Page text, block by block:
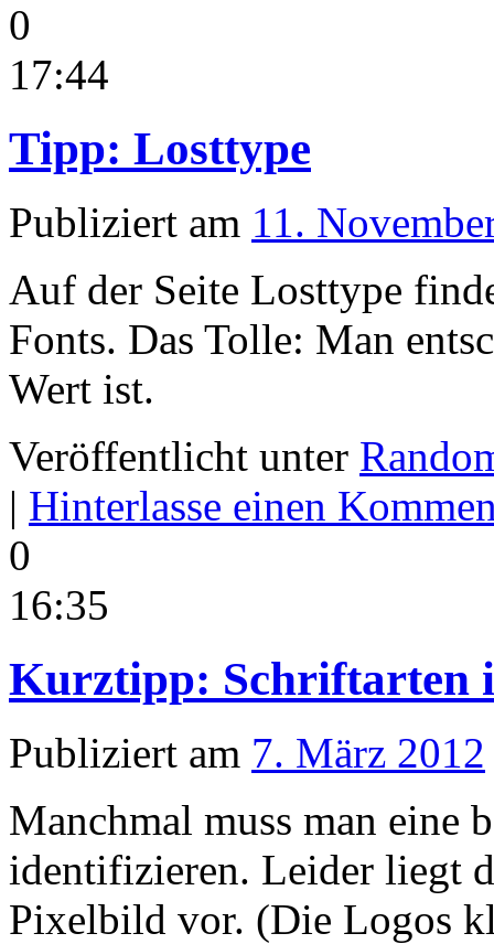
0
17:44
Tipp: Losttype
Publiziert am 11.
Auf der Seite Losttype
Fonts. Das Tolle: Man
Wert ist.
Veröffentlicht unter
| Hinterlasse einen
0
16:35
Kurztipp: Schriftarten
Publiziert am 7. März 2012
Manchmal muss man eine
identifizieren. Leider liegt
Pixelbild vor. (Die Logos